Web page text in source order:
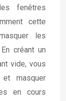
fenêtres
cette
les
créant un
vide, vous
masquer
en cours